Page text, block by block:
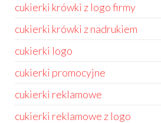
cukierki krówki z logo firmy
cukierki krówki z nadrukiem
cukierki logo
cukierki promocyjne
cukierki reklamowe
cukierki reklamowe z logo